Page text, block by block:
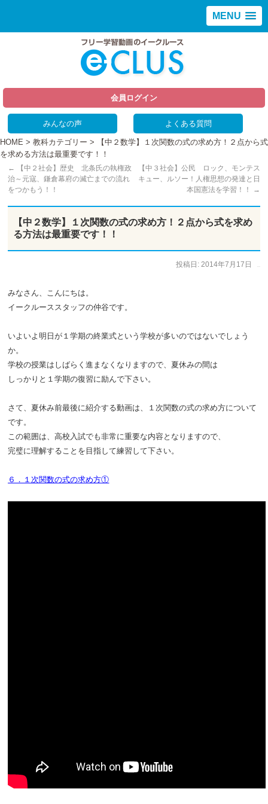
MENU
会員ログイン
みんなの声 よくある質問
HOME > 教科カテゴリー > 【中２数学】１次関数の式の求め方！２点から式
を求める方法は最重要です！！
←
【中２社会】歴史 北条氏の執権政
治～元寇、鎌倉幕府の滅亡までの流れ
をつかもう！！
【中３社会】公民 ロック、モンテス
キュー、ルソー！人権思想の発達と日
本国憲法を学習！！
→
【中２数学】１次関数の式の求め方！２点から式を求め
る方法は最重要です！！
投稿日: 2014年7月17日
みなさん、こんにちは。
イークルーススタッフの仲谷です。
いよいよ明日が１学期の終業式という学校が多いのではないでしょう
か。
学校の授業はしばらく進まなくなりますので、夏休みの間は
しっかりと１学期の復習に励んで下さい。
さて、夏休み前最後に紹介する動画は、１次関数の式の求め方について
です。
この範囲は、高校入試でも非常に重要な内容となりますので、
完璧に理解することを目指して練習して下さい。
６．１次関数の式の求め方①